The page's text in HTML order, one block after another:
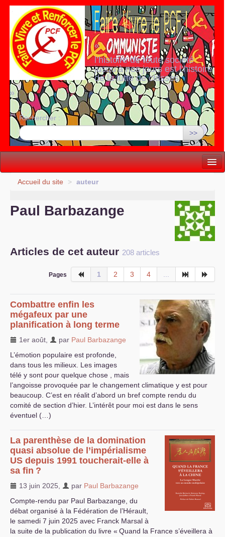
«
l’histoire de toute société
jusqu’à nos jours est l’histoire
de la lutte de classes
»
Rechercher :
>>
Vie politique
Accueil du site > auteur
Paul Barbazange
Articles de cet auteur 208 articles
Pages 1 2 3 4
Combattre enfin les
mégafeux par une
planification à long terme
1er août par Paul Barbazange
L’émotion populaire est profonde,
dans tous les milieux. Les images
télé y sont pour quelque chose , mais
l’angoisse provoquée par le changement climatique y est pour
beaucoup. C’est en réalit d’abord un bref compte rendu du
comité de section d’hier. L’intérêt pour moi est dans le sens
éventuel (…)
La parenthèse de la domination
quasi absolue de l’impérialisme
US depuis 1991 toucherait-elle à
sa fin ?
13 juin 2025 par Paul Barbazange
Compte-rendu par Paul Barbazange, du
débat organisé à la Fédération de l’Hérault,
le samedi 7 juin 2025 avec Franck Marsal à
la suite de la publication du livre « Quand la France s’éveillera à